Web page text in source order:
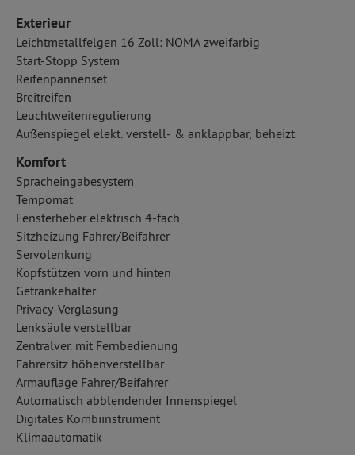
Exterieur
Leichtmetallfelgen 16 Zoll: NOMA zweifarbig
Start-Stopp System
Reifenpannenset
Breitreifen
Leuchtweitenregulierung
Außenspiegel elekt. verstell- & anklappbar, beheizt
Komfort
Spracheingabesystem
Tempomat
Fensterheber elektrisch 4-fach
Sitzheizung Fahrer/Beifahrer
Servolenkung
Kopfstützen vorn und hinten
Getränkehalter
Privacy-Verglasung
Lenksäule verstellbar
Zentralver. mit Fernbedienung
Fahrersitz höhenverstellbar
Armauflage Fahrer/Beifahrer
Automatisch abblendender Innenspiegel
Digitales Kombiinstrument
Klimaautomatik